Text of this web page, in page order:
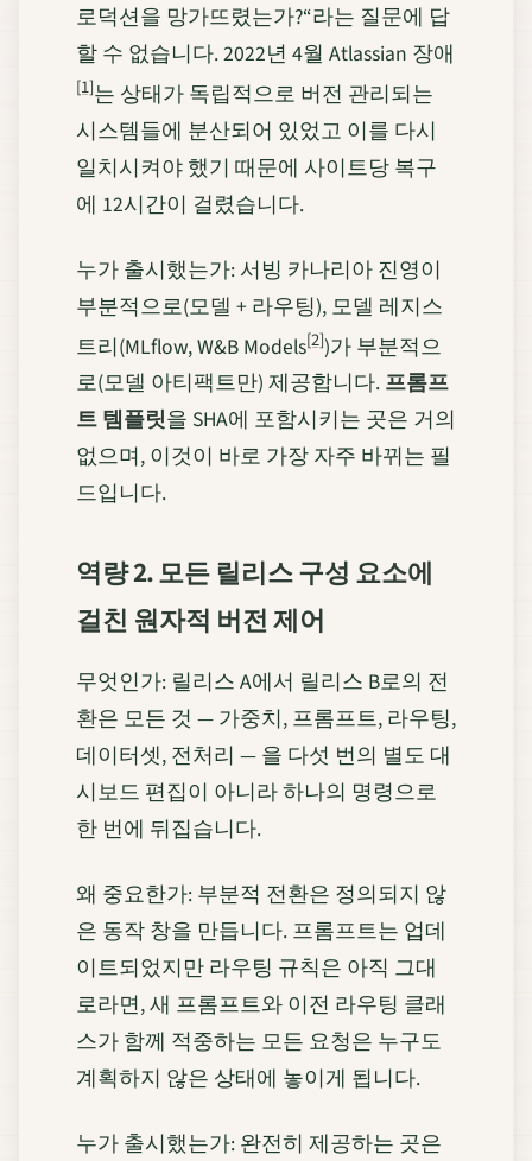
로덕션을 망가뜨렸는가?“라는 질문에 답
할 수 없습니다. 2022년 4월 Atlassian 장애
[1]는 상태가 독립적으로 버전 관리되는
시스템들에 분산되어 있었고 이를 다시
일치시켜야 했기 때문에 사이트당 복구
에 12시간이 걸렸습니다.
누가 출시했는가: 서빙 카나리아 진영이
부분적으로(모델 + 라우팅), 모델 레지스
트리(MLflow, W&B Models[2])가 부분적으
로(모델 아티팩트만) 제공합니다. 프롬프
트 템플릿을 SHA에 포함시키는 곳은 거의
없으며, 이것이 바로 가장 자주 바뀌는 필
드입니다.
역량 2. 모든 릴리스 구성 요소에
걸친 원자적 버전 제어
무엇인가: 릴리스 A에서 릴리스 B로의 전
환은 모든 것 — 가중치, 프롬프트, 라우팅,
데이터셋, 전처리 — 을 다섯 번의 별도 대
시보드 편집이 아니라 하나의 명령으로
한 번에 뒤집습니다.
왜 중요한가: 부분적 전환은 정의되지 않
은 동작 창을 만듭니다. 프롬프트는 업데
이트되었지만 라우팅 규칙은 아직 그대
로라면, 새 프롬프트와 이전 라우팅 클래
스가 함께 적중하는 모든 요청은 누구도
계획하지 않은 상태에 놓이게 됩니다.
누가 출시했는가: 완전히 제공하는 곳은